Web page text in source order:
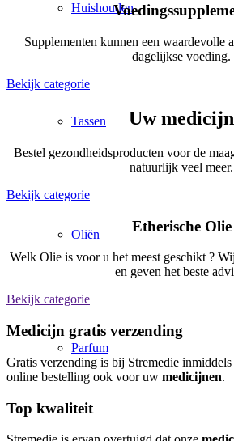
Huishouden
Tassen
Oliën
Parfum
Supplementen kunnen een waardevolle
dagelijkse voeding.
Bekijk categorie
Uw medicijn
Bestel gezondheidsproducten voor de
natuurlijk veel meer.
Bekijk categorie
Etherische Olie
Welk Olie is voor u het meest geschikt ?
en geven het beste
Bekijk categorie
Medicijn gratis verzending
Gratis verzending is bij Stremedie
online bestelling ook voor uw medicijnen.
Top kwaliteit